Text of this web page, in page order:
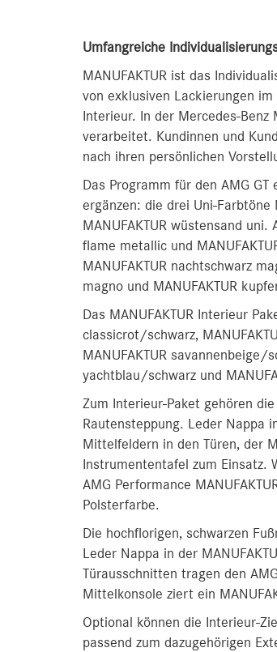
Umfangreiche
MANUFAKTUR ist das
von exklusiven Lackierungen
Interieur. In der Mercedes-
verarbeitet. Kundinnen und
nach ihren persönlichen
Das Programm für den AMG
ergänzen: die drei Uni-Farbtöne
MANUFAKTUR wüstensand
flame metallic und
MANUFAKTUR nachtschwarz
magno und MANUFAKTUR
Das MANUFAKTUR Interieur
classicrot/schwarz,
MANUFAKTUR savannenbeige/
yachtblau/schwarz und
Zum Interieur-Paket gehören
Rautensteppung. Leder Nappa
Mittelfeldern in den Türen, der
Instrumententafel zum Einsatz.
AMG Performance
Polsterfarbe.
Die hochflorigen, schwarzen
Leder Nappa in der
Türausschnitten tragen den
Mittelkonsole ziert ein
Optional können die Interieur-
passend zum dazugehörigen